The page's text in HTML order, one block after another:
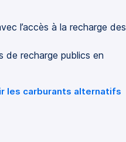
l’accès à la recharge des
de recharge publics en
les carburants alternatifs